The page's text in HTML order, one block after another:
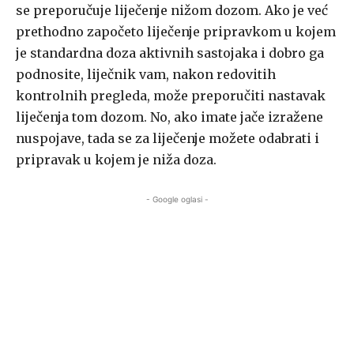
se preporučuje liječenje nižom dozom. Ako je već
prethodno započeto liječenje pripravkom u kojem
je standardna doza aktivnih sastojaka i dobro ga
podnosite, liječnik vam, nakon redovitih
kontrolnih pregleda, može preporučiti nastavak
liječenja tom dozom. No, ako imate jače izražene
nuspojave, tada se za liječenje možete odabrati i
pripravak u kojem je niža doza.
- Google oglasi -